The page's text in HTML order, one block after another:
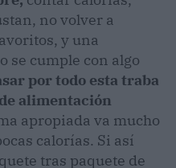
no volver a
y una
se cumple con algo
por todo esta traba
alimentación
apropiada va mucho
calorías. Si así
tras paquete de